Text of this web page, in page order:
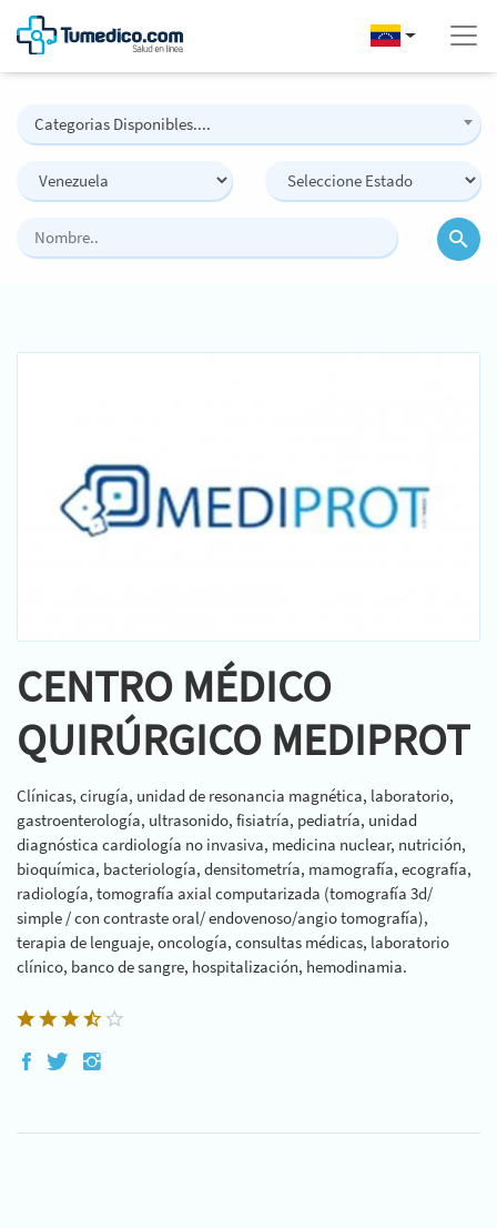
Categorias Disponibles....
CENTRO MÉDICO
QUIRÚRGICO MEDIPROT
Clínicas, cirugía, unidad de resonancia magnética, laboratorio,
gastroenterología, ultrasonido, fisiatría, pediatría, unidad
diagnóstica cardiología no invasiva, medicina nuclear, nutrición,
bioquímica, bacteriología, densitometría, mamografía, ecografía,
radiología, tomografía axial computarizada (tomografía 3d/
simple / con contraste oral/ endovenoso/angio tomografía),
terapia de lenguaje, oncología, consultas médicas, laboratorio
clínico, banco de sangre, hospitalización, hemodinamia.